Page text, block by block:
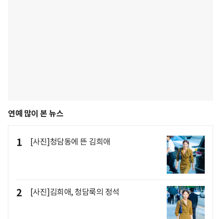
연예 많이 본 뉴스
1 [사진]청담동에 뜬 김희애
2 [사진]김희애, 청담룩의 정석